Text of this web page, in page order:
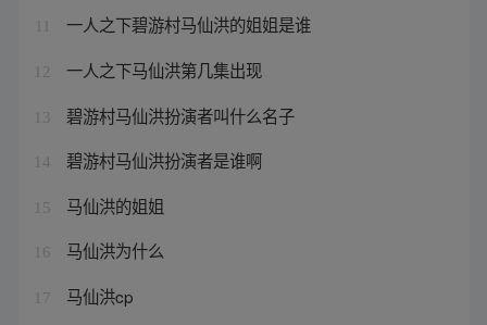
一人之下碧游村马仙洪的姐姐是谁
12 一人之下马仙洪第几集出现
13 碧游村马仙洪扮演者叫什么名子
14 碧游村马仙洪扮演者是谁啊
15 马仙洪的姐姐
16 马仙洪为什么
17 马仙洪cp